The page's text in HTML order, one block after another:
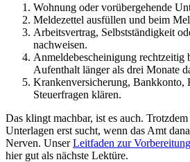
Wohnung oder vorübergehende
Meldezettel ausfüllen und beim
Arbeitsvertrag, Selbstständigkeit
nachweisen.
Anmeldebescheinigung rechtzeitig
Aufenthalt länger als drei Monate
Krankenversicherung, Bankkonto,
Steuerfragen klären.
Das klingt machbar, ist es auch.
Unterlagen erst sucht, wenn das Amt
Nerven. UnserLeitfaden zur
hier gut als nächste Lektüre.